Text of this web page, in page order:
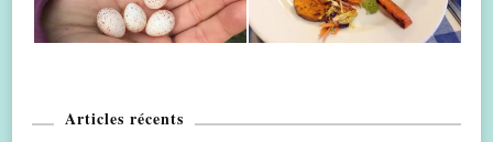
Articles récents